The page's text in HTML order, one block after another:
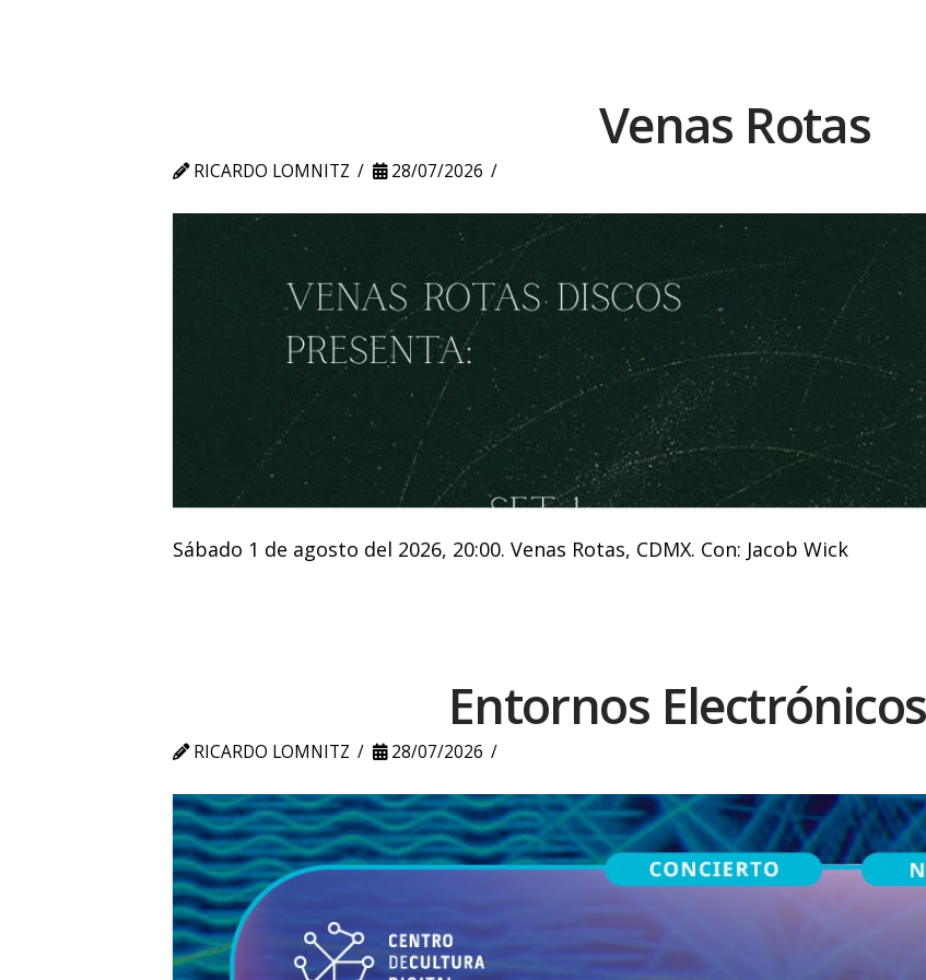
Venas Rotas
RICARDO LOMNITZ 28/07/2026
Sábado 1 de agosto del 2026, 20:00. Venas Rotas, CDMX. Con: Jacob Wick
Entornos
RICARDO LOMNITZ 28/07/2026